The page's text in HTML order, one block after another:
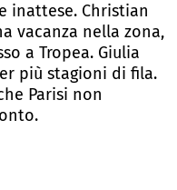
inattese. Christian
vacanza nella zona,
a Tropea. Giulia
più stagioni di fila.
Parisi non